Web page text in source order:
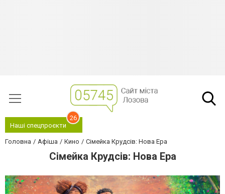
Наші спецпроєкти
26
Головна Афіша Кино Сімейка Крудсів: Нова Ера
Сімейка Крудсів: Нова Ера